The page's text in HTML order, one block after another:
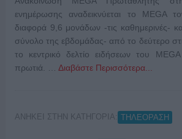
ενημέρωσης αναδεικνύεται το MEGA
διαφορά 9,6 μονάδων -τις καθημερινές-
σύνολο της εβδομάδας- από το δεύτερο
το κεντρικό δελτίο ειδήσεων του
πρωτιά. … Διαβάστε Περισσότερα...
ΑΝΗΚΕΙ ΣΤΗΝ ΚΑΤΗΓΟΡΙΑ: ΤΗΛΕΟΡΑΣΗ